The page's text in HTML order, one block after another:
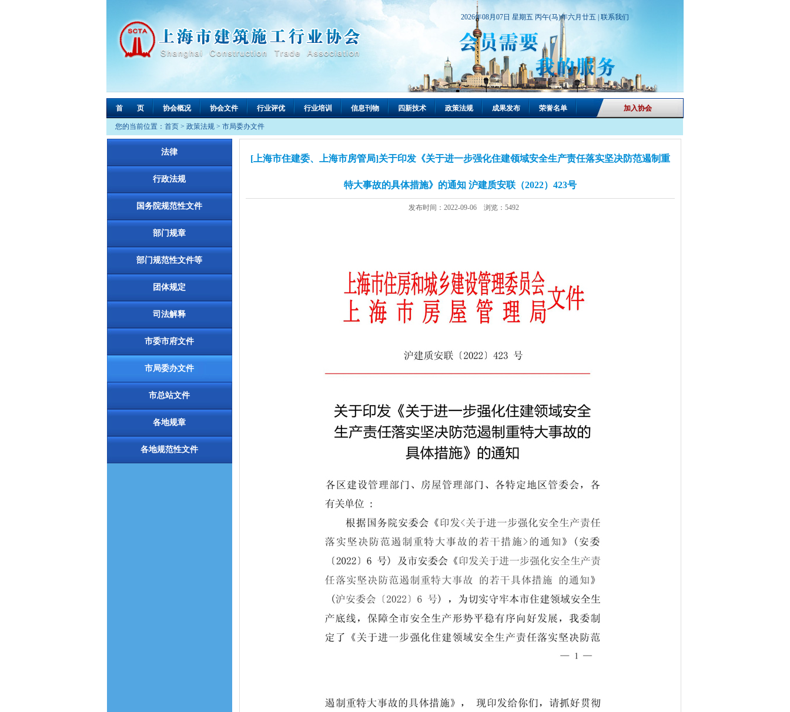
2026年08月07日 星期五 丙午(马)年六月廿五 | 联系我们
首 页 协会概况 协会文件 行业评优 行业培训 信息刊物 四新技术 政策法规 成果发布 荣誉名单 加入协会
您的当前位置： 首页 > 政策法规 > 市局委办文件
法律
行政法规
国务院规范性文件
部门规章
部门规范性文件等
团体规定
司法解释
市委市府文件
市局委办文件
市总站文件
各地规章
各地规范性文件
[上海市住建委、上海市房管局]关于印发《关于进一步强化住建领域安全生产责任落实坚决防范遏制重
特大事故的具体措施》的通知 沪建质安联（2022）423号
发布时间：2022-09-06 浏览：5492